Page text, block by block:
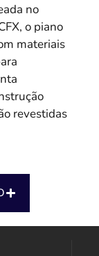
no
o piano
materiais
revestidas